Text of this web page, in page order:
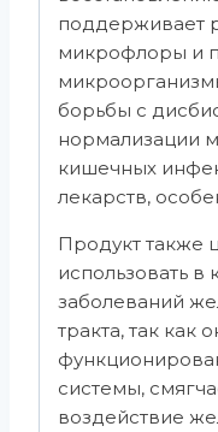
поддерживает
микрофлоры и
борьбы с
нормализации
кишечных
лекарств,
Продукт также
использовать в
заболеваний
тракта, так как
системы,
воздействие